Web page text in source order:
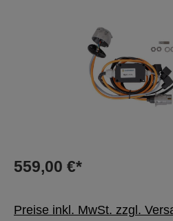
559,00 €*
Preise inkl. MwSt. zzgl.